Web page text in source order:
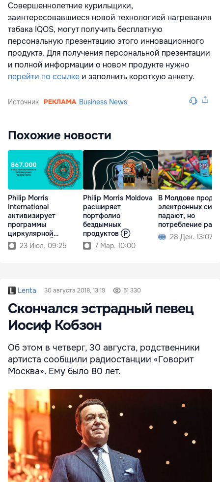
Совершеннолетние курильщики,
заинтересовавшиеся новой технологией нагревания
табака IQOS, могут получить бесплатную
персональную презентацию этого инновационного
продукта. Для получения персональной презентации
и полной информации о новом продукте нужно
перейти по ссылке и заполнить короткую анкету.
Источник Business News
Похожие новости
Philip Morris
International
активизирует
программы
циркулярной
экономики Ⓟ
23 Июл. 09:25
Philip Morris Moldova
расширяет
портфолио
бездымных
продуктов Ⓟ
7 Мар. 10:00
В Молдове
электронных
падают, но
потребление
28 Дек. 13:07
Lenta 30 августа 2018, 13:19 51 330
Скончался эстрадный певец
Иосиф Кобзон
Об этом в четверг, 30 августа, родственники
артиста сообщили радиостанции «Говорит
Москва». Ему было 80 лет.